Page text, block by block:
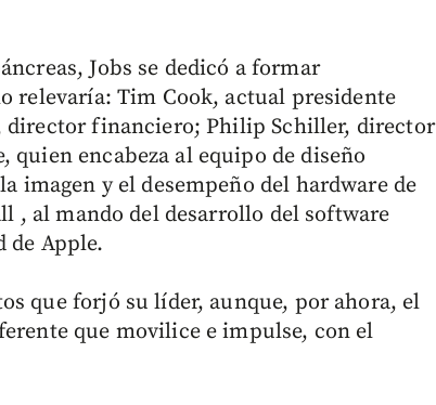
Jobs se dedicó a formar
relevaría: Tim Cook, actual presidente
director financiero; Philip Schiller, director
quien encabeza al equipo de diseño
imagen y el desempeño del hardware de
, al mando del desarrollo del software
de Apple.
que forjó su líder, aunque, por ahora, el
que movilice e impulse, con el